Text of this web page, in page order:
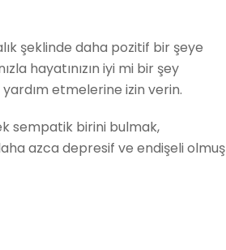
şeklinde daha pozitif bir şeye
hayatınızın iyi mi bir şey
etmelerine izin verin.
sempatik birini bulmak,
azca depresif ve endişeli olmuş